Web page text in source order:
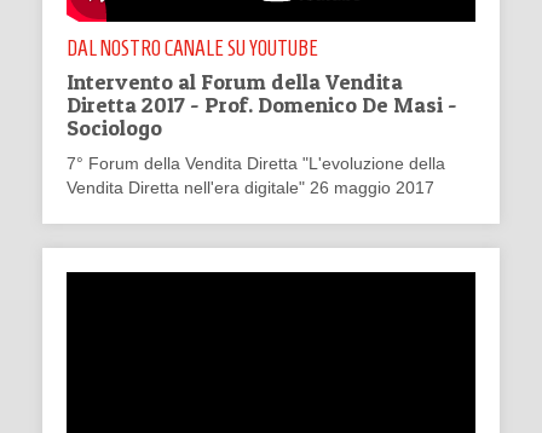
DAL NOSTRO CANALE SU YOUTUBE
Intervento al Forum della Vendita
Diretta 2017 - Prof. Domenico De Masi -
Sociologo
7° Forum della Vendita Diretta "L'evoluzione della
Vendita Diretta nell'era digitale" 26 maggio 2017